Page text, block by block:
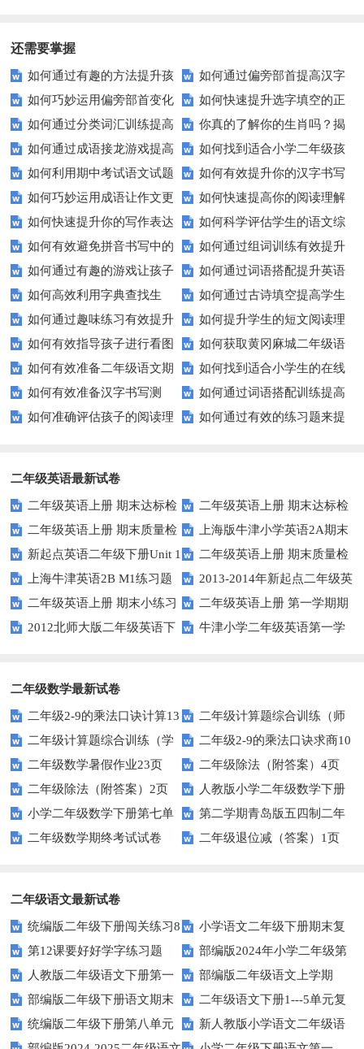
还需要掌握
如何通过有趣的方法提升孩
子的组词能力？
如何通过偏旁部首提高汉字
学习效率？
如何巧妙运用偏旁部首变化
来提高汉字学习效率？
如何快速提升选字填空的正
确率？这里有秘诀！
如何通过分类词汇训练提高
语言学习效果？
你真的了解你的生肖吗？揭
秘生肖背后的秘密
如何通过成语接龙游戏提高
孩子的语言能力？
如何找到适合小学二年级孩
子的优质语文试卷？
如何利用期中考试语文试题
提高成绩？
如何有效提升你的汉字书写
与拼音发音水平？
如何巧妙运用成语让作文更
生动？——实例解析与技巧分享
如何快速提高你的阅读理解
水平？这些小技巧要知道！
如何快速提升你的写作表达
能力？这5个技巧让你的文章更
加出色！
如何科学评估学生的语文综
合能力？
如何有效避免拼音书写中的
常见错误？
如何通过组词训练有效提升
学生的词汇量？
如何通过有趣的游戏让孩子
轻松学会反义词？
如何通过词语搭配提升英语
表达能力？
如何高效利用字典查找生
词？这些技巧你必须知道！
如何通过古诗填空提高学生
的诗词理解力？
如何通过趣味练习有效提升
孩子的连词成句能力？
如何提升学生的短文阅读理
解能力？这些技巧你一定要知
道！
如何有效指导孩子进行看图
写话？
如何获取黄冈麻城二年级语
文试卷？这里有你需要的答案！
如何有效准备二年级语文期
末考试？这里有份模拟试题等你
来挑战！
如何找到适合小学生的在线
拼音练习题？
如何有效准备汉字书写测
试？这里有你需要知道的一切
如何通过词语搭配训练提高
你的写作水平？
如何准确评估孩子的阅读理
如何通过有效的练习题来提
二年级英语最新试卷
二年级英语上册 期末达标检
测卷 (2)（人教版一起点）
二年级英语上册 期末达标检
测卷 (1)（人教版一起点）
二年级英语上册 期末质量检
测卷 (2)（人教版一起点）
上海版牛津小学英语2A期末
试题
新起点英语二年级下册Unit 1
Playtime练习题
二年级英语上册 期末质量检
测卷（人教版一起点）
上海牛津英语2B M1练习题
2013-2014年新起点二年级英
语下册期中试卷
二年级英语上册 期末小练习
（人教版一起点）
二年级英语上册 第一学期期
末考试试卷及答案（一）（人教
2012北师大版二年级英语下
牛津小学二年级英语第一学
二年级数学最新试卷
二年级2-9的乘法口诀计算13
页
二年级计算题综合训练（师
版）
二年级计算题综合训练（学
生版）
二年级2-9的乘法口诀求商10
页
二年级数学暑假作业23页
二年级除法（附答案）4页
二年级除法（附答案）2页
人教版小学二年级数学下册
第二单元试题
小学二年级数学下册第七单
元测试题
第二学期青岛版五四制二年
级下册数学期中考试卷
二年级数学期终考试试卷 二年级退位减（答案）1页
二年级语文最新试卷
统编版二年级下册闯关练习8
小学语文二年级下册期末复
习指导
第12课要好好学字练习题
部编版2024年小学二年级第
二学期语文期末综合测试
人教版二年级语文下册第一
单元测试卷
部编版二年级语文上学期
2023年10月份月考试卷
部编版二年级下册语文期末
试卷2
二年级语文下册1---5单元复
习题
统编版二年级下册第八单元
新人教版小学语文二年级语